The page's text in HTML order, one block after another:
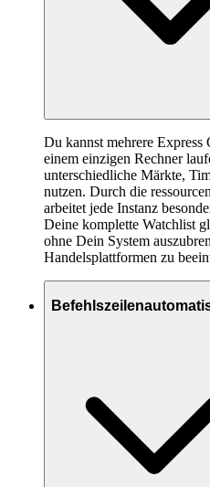
Du kannst mehrere Express
einem einzigen Rechner
unterschiedliche Märkte,
nutzen. Durch die
arbeitet jede Instanz
Deine komplette Watchlist
ohne Dein System
Handelsplattformen zu